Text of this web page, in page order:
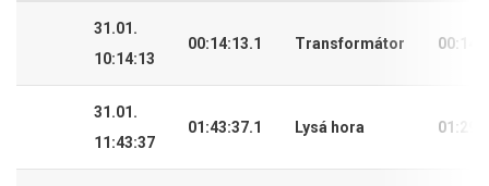
31.01.
10:14:13
00:14:13.1 Transformátor
31.01.
11:43:37
01:43:37.1 Lysá hora